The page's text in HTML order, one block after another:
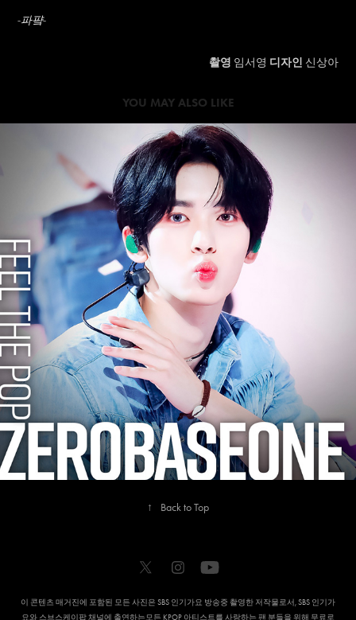
-파퍜-
촬영 임서영 디자인 신상아
YOU MAY ALSO LIKE
2024
ZEROBASEONE
↑ Back to Top
이 콘텐츠 매거진에 포함된 모든 사진은 SBS 인기가요 방송중 촬영한 저작물로서, SBS 인기가
요와 스브스케이팝 채널에 출연하는모든 KPOP 아티스트를 사랑하는 팬 분들을 위해 무료로